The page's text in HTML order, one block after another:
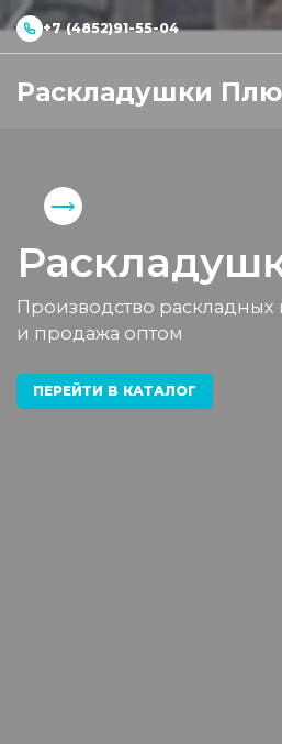
+7 (4852)91-55-04
Раскладушки
Производство раскладных
и продажа оптом
ПЕРЕЙТИ В КАТАЛОГ